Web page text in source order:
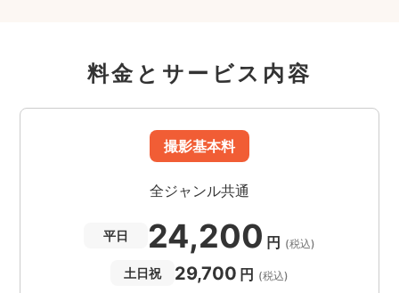
料金とサービス内容
撮影基本料
全ジャンル共通
平日 24,200 円 (税込)
土日祝 29,700 円 (税込)